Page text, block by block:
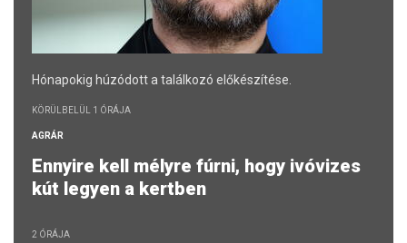
Hónapokig húzódott a találkozó előkészítése.
KÖRÜLBELÜL 1 ÓRÁJA
AGRÁR
Ennyire kell mélyre fúrni, hogy ivóvizes
kút legyen a kertben
2 ÓRÁJA